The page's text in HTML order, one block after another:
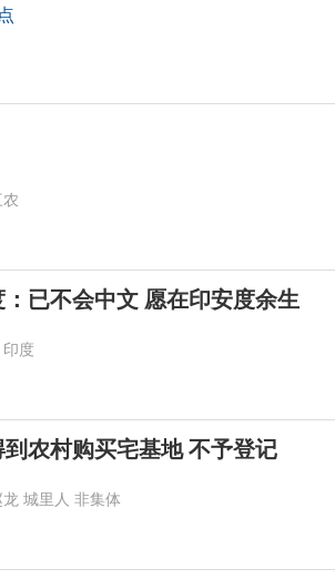
农
已不会中文 愿在印安度余生
印度
农村购买宅基地 不予登记
龙 城里人 非集体